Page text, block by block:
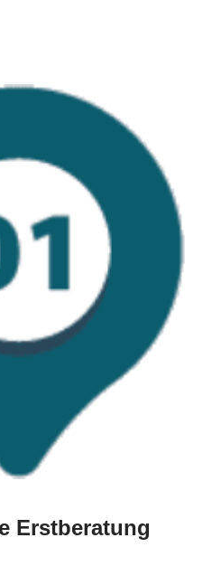
Erstberatung